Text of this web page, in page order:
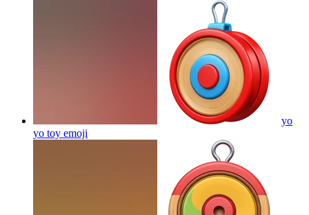
yo
yo toy emoji